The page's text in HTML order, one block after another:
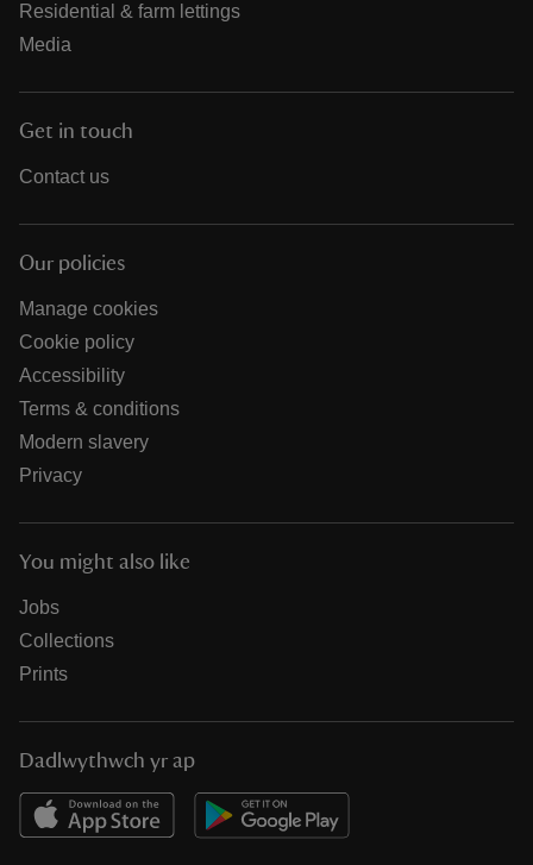
Residential & farm lettings
Media
Get in touch
Contact us
Our policies
Manage cookies
Cookie policy
Accessibility
Terms & conditions
Modern slavery
Privacy
You might also like
Jobs
Collections
Prints
Dadlwythwch yr ap